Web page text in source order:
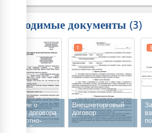
Необходимые документы 3
Заявление о
принятии договора
на экспортно-
импортный
Внешнеторговый
договор
1 3